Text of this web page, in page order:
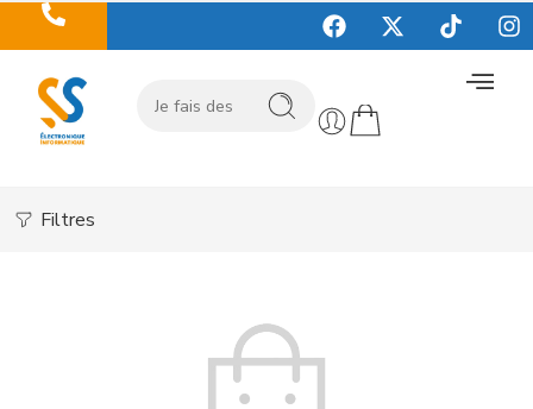
Filtres